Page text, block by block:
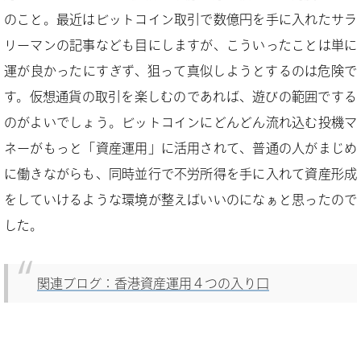
のこと。最近はビットコイン取引で数億円を手に入れたサラ
リーマンの記事なども目にしますが、こういったことは単に
運が良かったにすぎず、狙って真似しようとするのは危険で
す。仮想通貨の取引を楽しむのであれば、遊びの範囲でする
のがよいでしょう。ビットコインにどんどん流れ込む投機マ
ネーがもっと「資産運用」に活用されて、普通の人がまじめ
に働きながらも、同時並行で不労所得を手に入れて資産形成
をしていけるような環境が整えばいいのになぁと思ったので
した。
関連ブログ：香港資産運用４つの入り口